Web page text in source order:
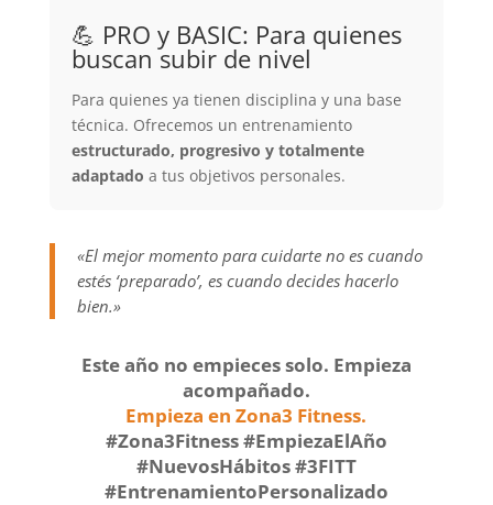
💪 PRO y BASIC: Para quienes
buscan subir de nivel
Para quienes ya tienen disciplina y una base
técnica. Ofrecemos un entrenamiento
estructurado, progresivo y totalmente
adaptado a tus objetivos personales.
«El mejor momento para cuidarte no es cuando
estés ‘preparado’, es cuando decides hacerlo
bien.»
Este año no empieces solo. Empieza
acompañado.
Empieza en Zona3 Fitness.
#Zona3Fitness #EmpiezaElAño
#NuevosHábitos #3FITT
#EntrenamientoPersonalizado